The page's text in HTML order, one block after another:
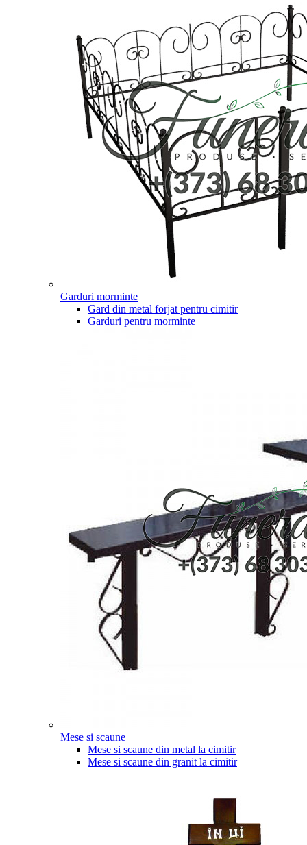
Garduri morminte
Gard din metal forjat pentru cimitir
Garduri pentru morminte
Mese si scaune
Mese si scaune din metal la cimitir
Mese si scaune din granit la cimitir